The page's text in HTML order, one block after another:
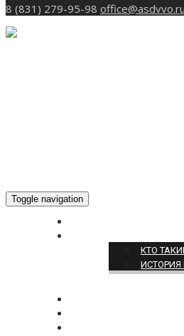
8 (831) 279-95-98 office@asdvvo.ru
Toggle navigation
КТО
ИСТОРИЯ